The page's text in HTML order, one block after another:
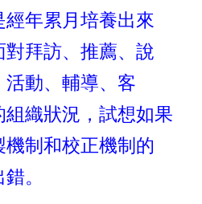
年累月培養出來
拜訪、推薦、說
動、輔導、客
織狀況，試想如果
制和校正機制的
。